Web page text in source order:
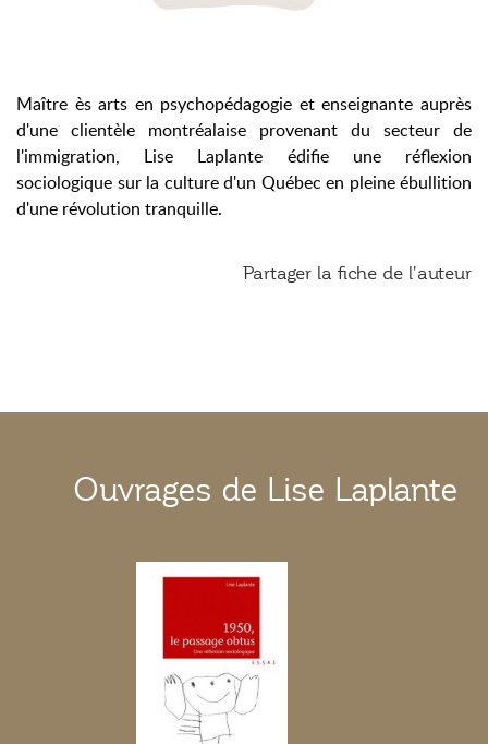
Maître ès arts en psychopédagogie et enseignante auprès
d'une clientèle montréalaise provenant du secteur de
l'immigration, Lise Laplante édifie une réflexion
sociologique sur la culture d'un Québec en pleine ébullition
d'une révolution tranquille.
Partager la fiche de l'auteur
Ouvrages de Lise Laplante